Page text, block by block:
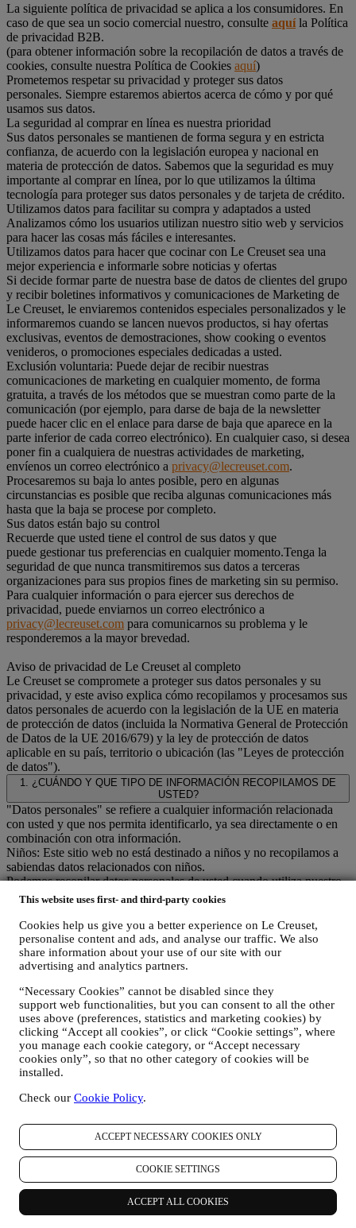
This website uses first- and third-party cookies
Cookies help us give you a better experience on Le Creuset,
personalise content and ads, and analyse our traffic. We also
share information about your use of our site with our
advertising and analytics partners.
“Necessary Cookies” cannot be disabled since they
support web functionalities, but you can consent to all the other
uses above (preferences, statistics and marketing cookies) by
clicking “Accept all cookies”, or click “Cookie settings”, where
you manage each cookie category, or “Accept necessary
cookies only”, so that no other category of cookies will be
installed.
Check our Cookie Policy.
ACCEPT NECESSARY COOKIES ONLY
COOKIE SETTINGS
ACCEPT ALL COOKIES
La siguiente política de privacidad se aplica a los consumidores. En
caso de que sea un socio comercial nuestro, consulte aquíla Política
de privacidad B2B.
(para obtener información sobre la recopilación de datos a través de
cookies, consulte nuestra Política de Cookies aquí)
Prometemos respetar su privacidad y proteger sus datos
personales. Siempre estaremos abiertos acerca de cómo y por qué
usamos sus datos.
La seguridad al comprar en línea es nuestra prioridad
Sus datos personales se mantienen de forma segura y en estricta
confianza, de acuerdo con la legislación europea y nacional en
materia de protección de datos. Sabemos que la seguridad es muy
importante al comprar en línea, por lo que utilizamos la última
tecnología para proteger sus datos personales y de tarjeta de crédito.
Utilizamos datos para facilitar su compra y adaptados a usted
Analizamos cómo los usuarios utilizan nuestro sitio web y servicios
para hacer las cosas más fáciles e interesantes.
Utilizamos datos para hacer que cocinar con Le Creuset sea una
mejor experiencia e informarle sobre noticias y ofertas
Si decide formar parte de nuestra base de datos de clientes del grupo
y recibir boletines informativos y comunicaciones de Marketing de
Le Creuset, le enviaremos contenidos especiales personalizados y le
informaremos cuando se lancen nuevos productos, si hay ofertas
exclusivas, eventos de demostraciones, show cooking o eventos
venideros, o promociones especiales dedicadas a usted.
Exclusión voluntaria: Puede dejar de recibir nuestras
comunicaciones de marketing en cualquier momento, de forma
gratuita, a través de los métodos que se muestran como parte de la
comunicación (por ejemplo, para darse de baja de la newsletter
puede hacer clic en el enlace para darse de baja que aparece en la
parte inferior de cada correo electrónico). En cualquier caso, si desea
poner fin a cualquiera de nuestras actividades de marketing,
envíenos un correo electrónico a privacy@lecreuset.com.
Procesaremos su baja lo antes posible, pero en algunas
circunstancias es posible que reciba algunas comunicaciones más
hasta que la baja se procese por completo.
Sus datos están bajo su control
Recuerde que usted tiene el control de sus datos y que
puede gestionar tus preferencias en cualquier momento.Tenga la
seguridad de que nunca transmitiremos sus datos a terceras
organizaciones para sus propios fines de marketing sin su permiso.
Para cualquier información o para ejercer sus derechos de
privacidad, puede enviarnos un correo electrónico a
privacy@lecreuset.com para comunicarnos su problema y le
responderemos a la mayor brevedad.
Aviso de privacidad de Le Creuset al completo
Le Creuset se compromete a proteger sus datos personales y su
privacidad, y este aviso explica cómo recopilamos y procesamos sus
datos personales de acuerdo con la legislación de la UE en materia
de protección de datos (incluida la Normativa General de Protección
de Datos de la UE 2016/679) y la ley de protección de datos
aplicable en su país, territorio o ubicación (las "Leyes de protección
de datos").
1. ¿CUÁNDO Y QUE TIPO DE INFORMACIÓN RECOPILAMOS DE
USTED?
"Datos personales" se refiere a cualquier información relacionada
con usted y que nos permita identificarlo, ya sea directamente o en
combinación con otra información.
Niños: Este sitio web no está destinado a niños y no recopilamos a
sabiendas datos relacionados con niños.
Podemos recopilar datos personales de usted cuando utiliza nuestro
sitio web (el "Sitio web"), registrar una cuenta de Le Creuset,
comprar un producto Le Creuset en el sitio Web o en nuestras
tiendas Le Creuset (Boutiques Signature y Tiendas Outlet), o
suscribirse a nuestras comunicaciones de marketing. Los datos
personales pueden referirse a:
nacimiento y otros datos de contacto (dirección, número de
teléfono y dirección de correo electrónico), para registrar una
cuenta de Le Creuset o comprar como usuario invitado, o para
suscribirse a nuestras comunicaciones de marketing
comunicaciones en la web o en la tienda.
sus datos de compra, por ejemplo, fecha y hora de compra,
datos de entrega, datos de productos y pagos y detalles, para
la gestión de sus pedidos.
datos sobre su historial de navegación en línea (por ejemplo,
identificadores en línea - como su dirección IP, versión del
navegador, sistema operativo, duración de la visita, usuario
que regresa, origen geográfico), recopilados durante sus
visitas al Sitio Web (ya sea que sea usuario registrado o no),
mediante el uso de registros y/o tecnologías de seguimiento
píxeles de seguimiento en los correos electrónicos), para